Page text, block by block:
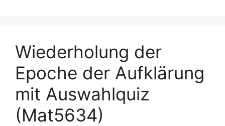
Wiederholung der
Epoche der Aufklärung
mit Auswahlquiz
(Mat5634)